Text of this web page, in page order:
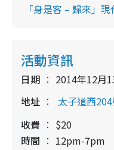
「身是客 – 歸來」
活動資訊
日期
2014年12月
地址
太子道西
收費
$20
時間
12pm-7pm